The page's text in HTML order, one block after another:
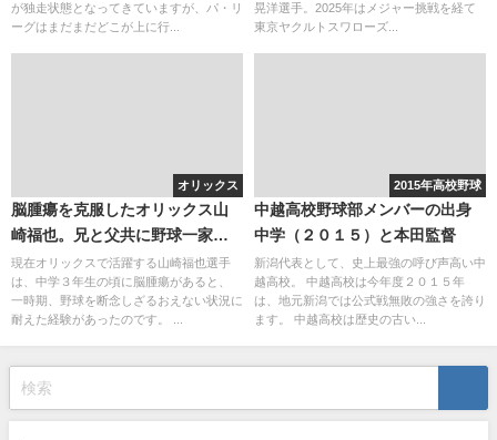
が独走状態となってきていますが、パ・リ
ーグはまだまだどこが上に行...
晃洋選手。2025年はメジャー挑戦を経て
東京ヤクルトスワローズ...
オリックス
脳腫瘍を克服したオリックス山
崎福也。兄と父共に野球一家！
彼女はかわいいタイプが好き？
現在オリックスで活躍する山崎福也選手
は、中学３年生の頃に脳腫瘍があると、
一時期、野球を断念しざるおえない状況に
耐えた経験があったのです。 ...
2015年高校野球
中越高校野球部メンバーの出身
中学（２０１５）と本田監督
新潟代表として、史上最強の呼び声高い中
越高校。 中越高校は今年度２０１５年
は、地元新潟では公式戦無敗の強さを誇り
ます。 中越高校は歴史の古い...